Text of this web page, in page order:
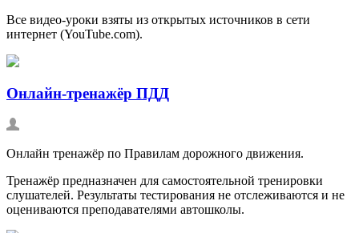
Все видео-уроки взяты из открытых источников в сети
интернет (YouTube.com).
Онлайн-тренажёр ПДД
Онлайн тренажёр по Правилам дорожного движения.
Тренажёр предназначен для самостоятельной тренировки
слушателей. Результаты тестирования не отслеживаются и не
оцениваются преподавателями автошколы.